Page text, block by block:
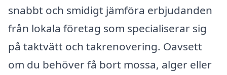
snabbt och smidigt jämföra erbjudanden
från lokala företag som specialiserar sig
på taktvätt och takrenovering. Oavsett
om du behöver få bort mossa, alger eller